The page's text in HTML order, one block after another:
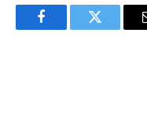
FacebookTwitter